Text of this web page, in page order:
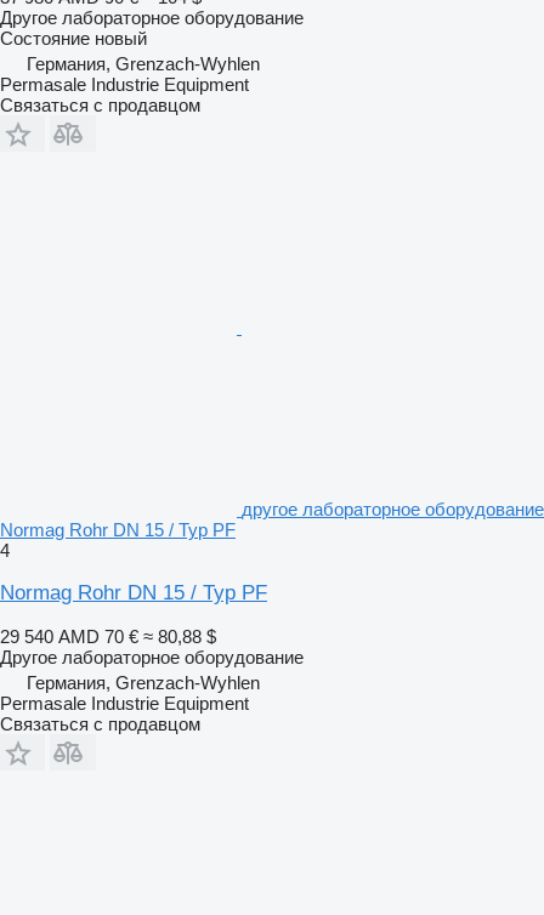
Другое лабораторное оборудование
Состояние новый
Германия, Grenzach-Wyhlen
Permasale Industrie Equipment
Связаться с продавцом
другое лабораторное оборудование
Normag Rohr DN 15 / Typ PF
4
Normag Rohr DN 15 / Typ PF
29 540 AMD 70 € ≈ 80,88 $
Другое лабораторное оборудование
Германия, Grenzach-Wyhlen
Permasale Industrie Equipment
Связаться с продавцом